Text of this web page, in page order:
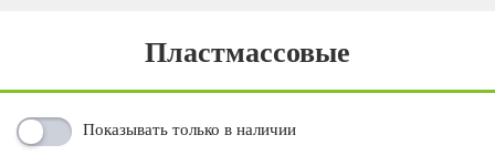
Пластмассовые
Показывать только в наличии